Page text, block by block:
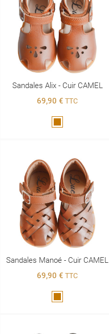
Sandales Alix - Cuir CAMEL
69,90 € TTC
Sandales Manoé - Cuir CAMEL
69,90 € TTC